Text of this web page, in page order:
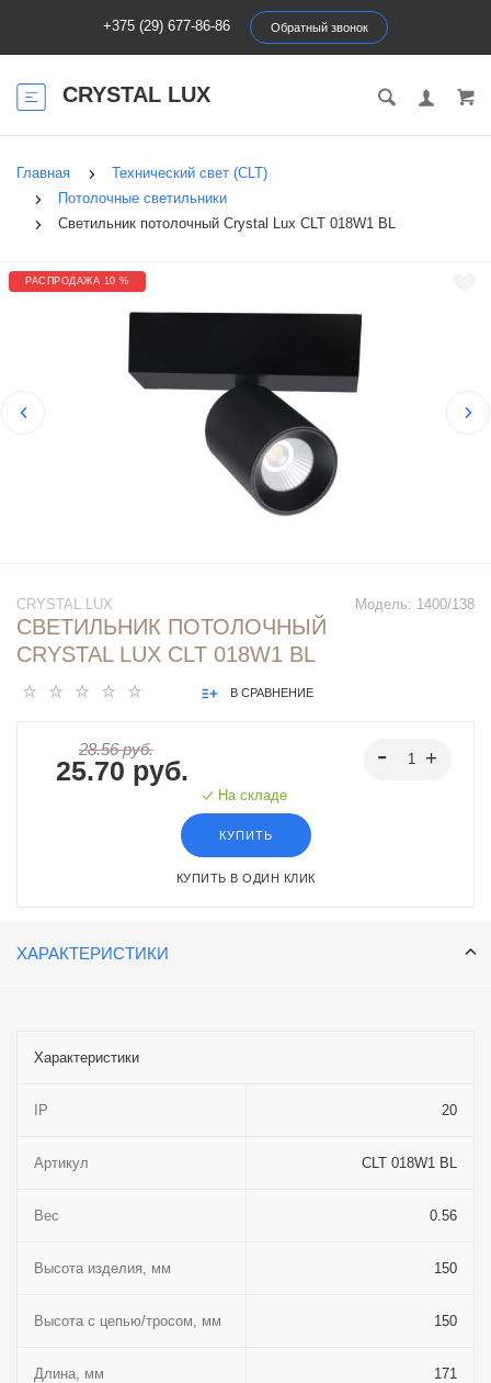
+375 (29) 677-86-86 Обратный звонок
CRYSTAL LUX
Главная
Технический свет (CLT)
Потолочные светильники
Светильник потолочный Crystal Lux CLT 018W1 BL
РАСПРОДАЖА 10 %
Модель: 1400/138
CRYSTAL LUX
СВЕТИЛЬНИК ПОТОЛОЧНЫЙ
CRYSTAL LUX CLT 018W1 BL
В СРАВНЕНИЕ
28.56 руб.
25.70 руб.
На складе
КУПИТЬ
КУПИТЬ В ОДИН КЛИК
ХАРАКТЕРИСТИКИ
Характеристики
IP 20
Артикул CLT 018W1 BL
Вес 0.56
Высота изделия, мм 150
Высота с цепью/тросом, мм 150
Длина, мм 171